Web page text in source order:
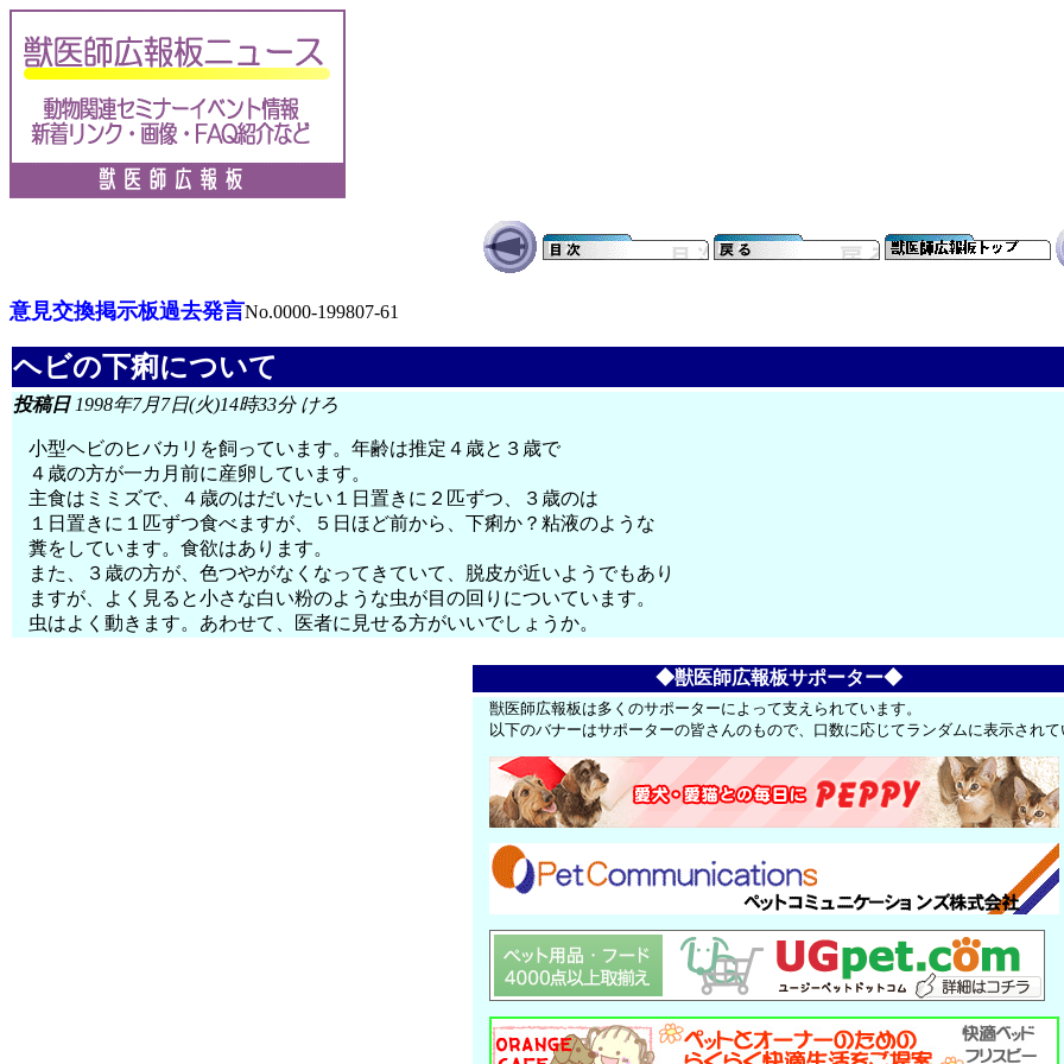
意見交換掲示板過去発言No.0000-199807-61
ヘビの下痢について
投稿日1998年7月7日(火)14時33分 けろ
小型ヘビのヒバカリを飼っています。年齢は推定４歳と３歳で
４歳の方が一カ月前に産卵しています。
主食はミミズで、４歳のはだいたい１日置きに２匹ずつ、３歳のは
１日置きに１匹ずつ食べますが、５日ほど前から、下痢か？粘液のような
糞をしています。食欲はあります。
また、３歳の方が、色つやがなくなってきていて、脱皮が近いようでもあり
ますが、よく見ると小さな白い粉のような虫が目の回りについています。
虫はよく動きます。あわせて、医者に見せる方がいいでしょうか。
◆獣医師広報板サポーター◆
獣医師広報板は多くのサポーターによって支えられています。
以下のバナーはサポーターの皆さんのもので、口数に応じてランダムに表示され